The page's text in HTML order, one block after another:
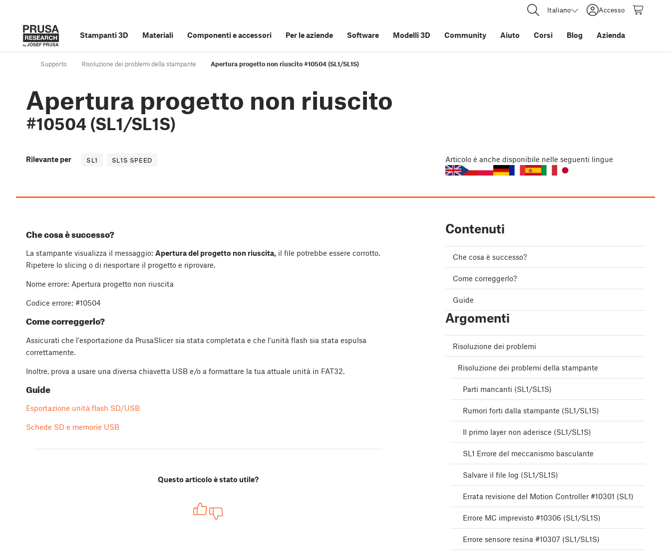
Italiano Accesso
Stampanti 3D Materiali Componenti e accessori Per le aziende Software Modelli 3D Community Aiuto Corsi Blog Azienda
Supporto Risoluzione dei problemi della stampante Apertura progetto non riuscito #10504 (SL1/SL1S)
Apertura progetto non riuscito
#10504 (SL1/SL1S)
Rilevante per SL1 SL1S SPEED Articolo è anche disponibile nelle seguenti lingue
Che cosa è successo?
La stampante visualizza il messaggio: Apertura del progetto non riuscita, il file potrebbe essere corrotto.
Ripetere lo slicing o di riesportare il progetto e riprovare.
Nome errore: Apertura progetto non riuscita
Codice errore: #10504
Come correggerlo?
Assicurati che l'esportazione da PrusaSlicer sia stata completata e che l'unità flash sia stata espulsa
correttamente.
Inoltre, prova a usare una diversa chiavetta USB e/o a formattare la tua attuale unità in FAT32.
Guide
Esportazione unità flash SD/USB
Schede SD e memorie USB
Questo articolo è stato utile?
Contenuti
Che cosa è successo?
Come correggerlo?
Guide
Argomenti
Risoluzione dei problemi
Risoluzione dei problemi della stampante
Parti mancanti (SL1/SL1S)
Rumori forti dalla stampante (SL1/SL1S)
Il primo layer non aderisce (SL1/SL1S)
SL1 Errore del meccanismo basculante
Salvare il file log (SL1/SL1S)
Errata revisione del Motion Controller #10301 (SL1)
Errore MC imprevisto #10306 (SL1/SL1S)
Errore sensore resina #10307 (SL1/SL1S)